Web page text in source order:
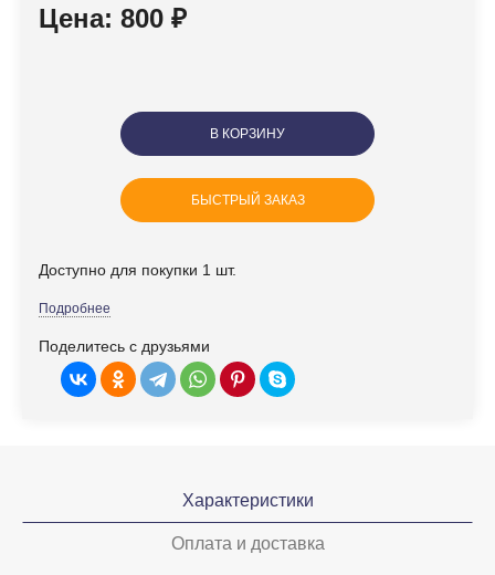
Цена: 800 ₽
В КОРЗИНУ
БЫСТРЫЙ ЗАКАЗ
Доступно для покупки 1 шт.
Подробнее
Поделитесь с друзьями
Характеристики
Оплата и доставка